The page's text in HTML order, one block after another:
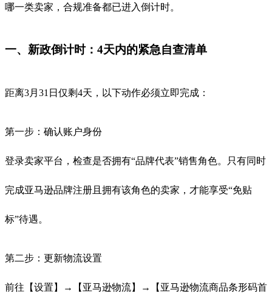
哪一类卖家，合规准备都已进入倒计时。
一、新政倒计时：4天内的紧急自查清单
距离3月31日仅剩4天，以下动作必须立即完成：
第一步：确认账户身份
登录卖家平台，检查是否拥有“品牌代表”销售角色。只有同时
完成亚马逊品牌注册且拥有该角色的卖家，才能享受“免贴
标”待遇。
第二步：更新物流设置
前往【设置】→【亚马逊物流】→【亚马逊物流商品条形码首